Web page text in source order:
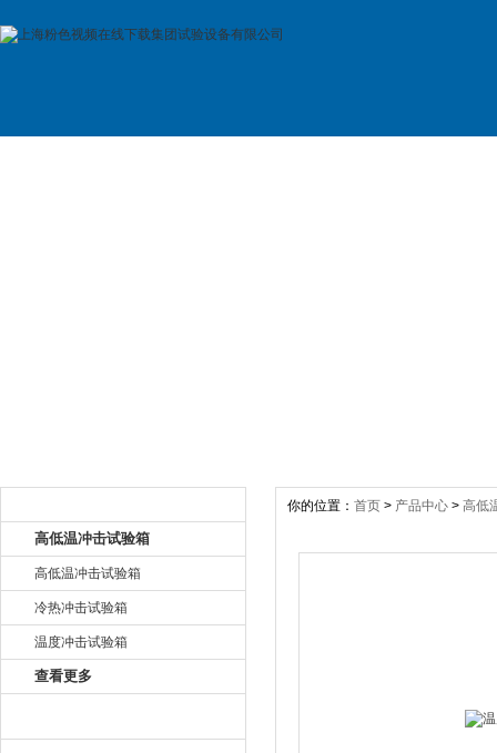
高低温冲击试验箱
高低温冲击试验箱
冷热冲击试验箱
温度冲击试验箱
查看更多
你的位置： 首页 > 产品中心 > 高低